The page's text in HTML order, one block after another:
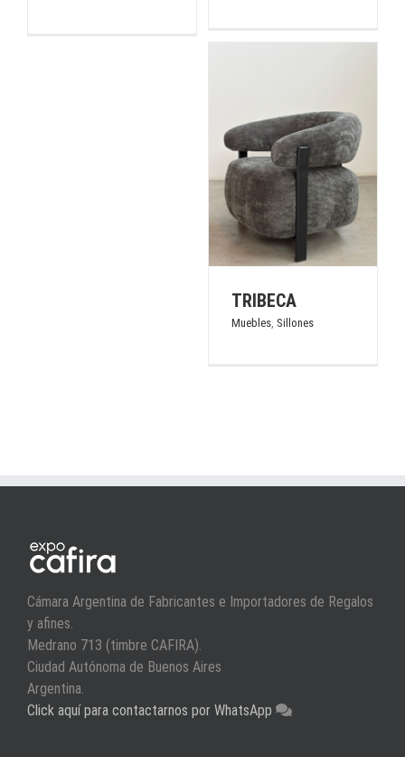
TRIBECA
Muebles, Sillones
Cámara Argentina de Fabricantes e Importadores de Regalos
y afines.
Medrano 713 (timbre CAFIRA).
Ciudad Autónoma de Buenos Aires
Argentina.
Click aquí para contactarnos por WhatsApp